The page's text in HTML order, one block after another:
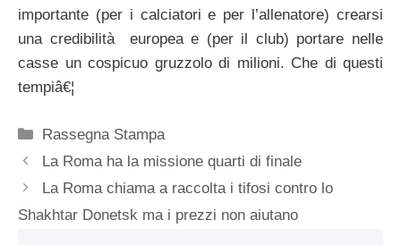
importante (per i calciatori e per l’allenatore) crearsi
una credibilità europea e (per il club) portare nelle
casse un cospicuo gruzzolo di milioni. Che di questi
tempiâ€¦
Categorie
Rassegna Stampa
La Roma ha la missione quarti di finale
La Roma chiama a raccolta i tifosi contro lo
Shakhtar Donetsk ma i prezzi non aiutano